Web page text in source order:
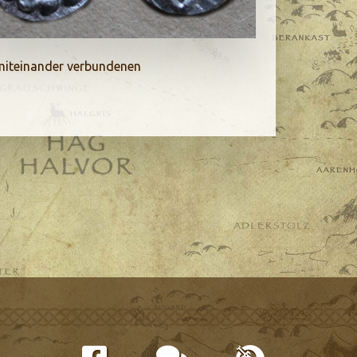
verbundenen